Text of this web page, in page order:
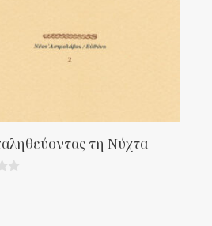
τη Νύχτα